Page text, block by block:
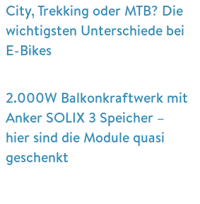
City, Trekking oder MTB? Die
wichtigsten Unterschiede bei
E-Bikes
2.000W Balkonkraftwerk mit
Anker SOLIX 3 Speicher –
hier sind die Module quasi
geschenkt